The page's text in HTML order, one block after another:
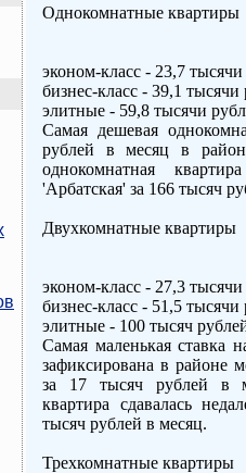
Однокомнатные квартиры
эконом-класс - 23,7
бизнес-класс - 39,1
элитные - 59,8 тысячи
Самая дешевая
рублей в месяц в
однокомнатная
'Арбатская' за 166 тысяч
Двухкомнатные квартиры
эконом-класс - 27,3
бизнес-класс - 51,5
элитные - 100 тысяч
Самая маленькая ставка
зафиксирована в районе
за 17 тысяч рублей в
квартира сдавалась
тысяч рублей в месяц.
Трехкомнатные квартиры